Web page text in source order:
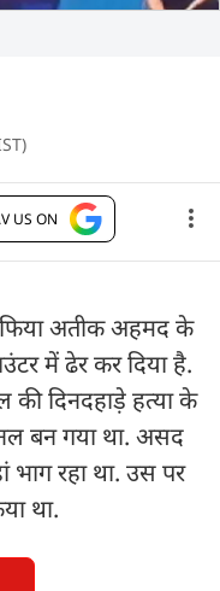
US ON
अतीक अहमद के
में ढेर कर दिया है.
की दिनदहाड़े हत्या के
बन गया था. असद
भाग रहा था. उस पर
था.